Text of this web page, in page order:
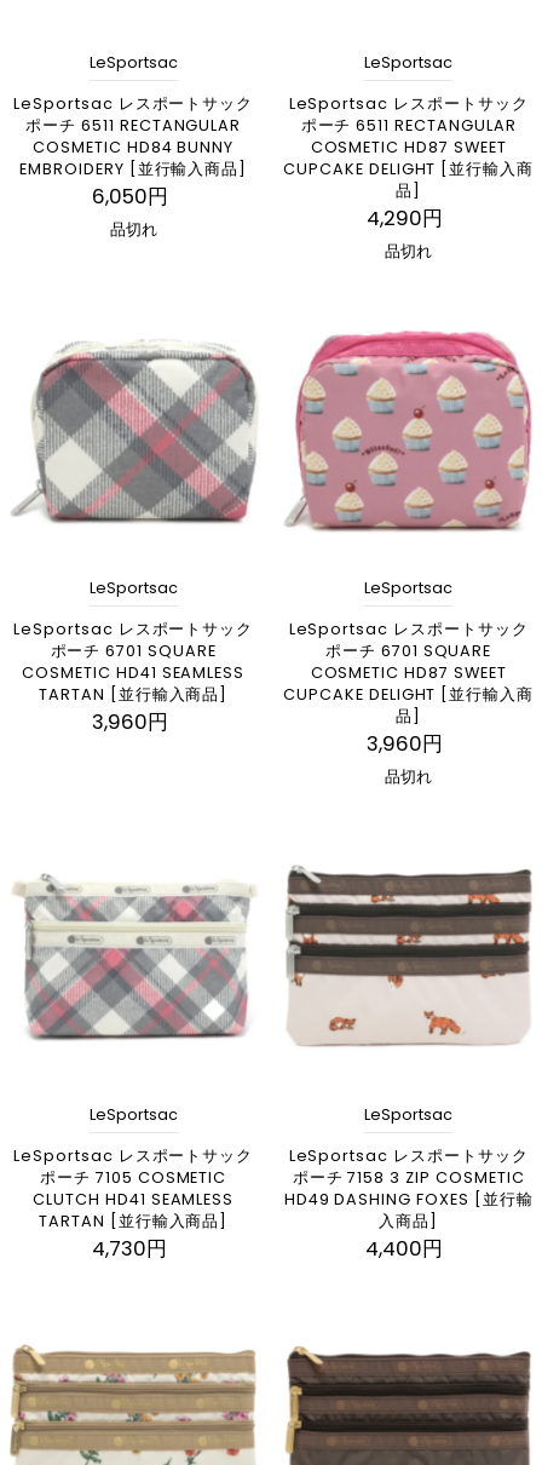
LeSportsac
LeSportsac レスポートサック
ポーチ 6511 RECTANGULAR
COSMETIC HD84 BUNNY
EMBROIDERY [並行輸入商品]
6,050円
品切れ
LeSportsac
LeSportsac レスポートサック
ポーチ 6511 RECTANGULAR
COSMETIC HD87 SWEET
CUPCAKE DELIGHT [並行輸入商
品]
4,290円
品切れ
LeSportsac
LeSportsac レスポートサック
ポーチ 6701 SQUARE
COSMETIC HD41 SEAMLESS
TARTAN [並行輸入商品]
3,960円
LeSportsac
LeSportsac レスポートサック
ポーチ 6701 SQUARE
COSMETIC HD87 SWEET
CUPCAKE DELIGHT [並行輸入商
品]
3,960円
品切れ
LeSportsac
LeSportsac レスポートサック
ポーチ 7105 COSMETIC
CLUTCH HD41 SEAMLESS
TARTAN [並行輸入商品]
4,730円
LeSportsac
LeSportsac レスポートサック
ポーチ 7158 3 ZIP COSMETIC
HD49 DASHING FOXES [並行輸
入商品]
4,400円